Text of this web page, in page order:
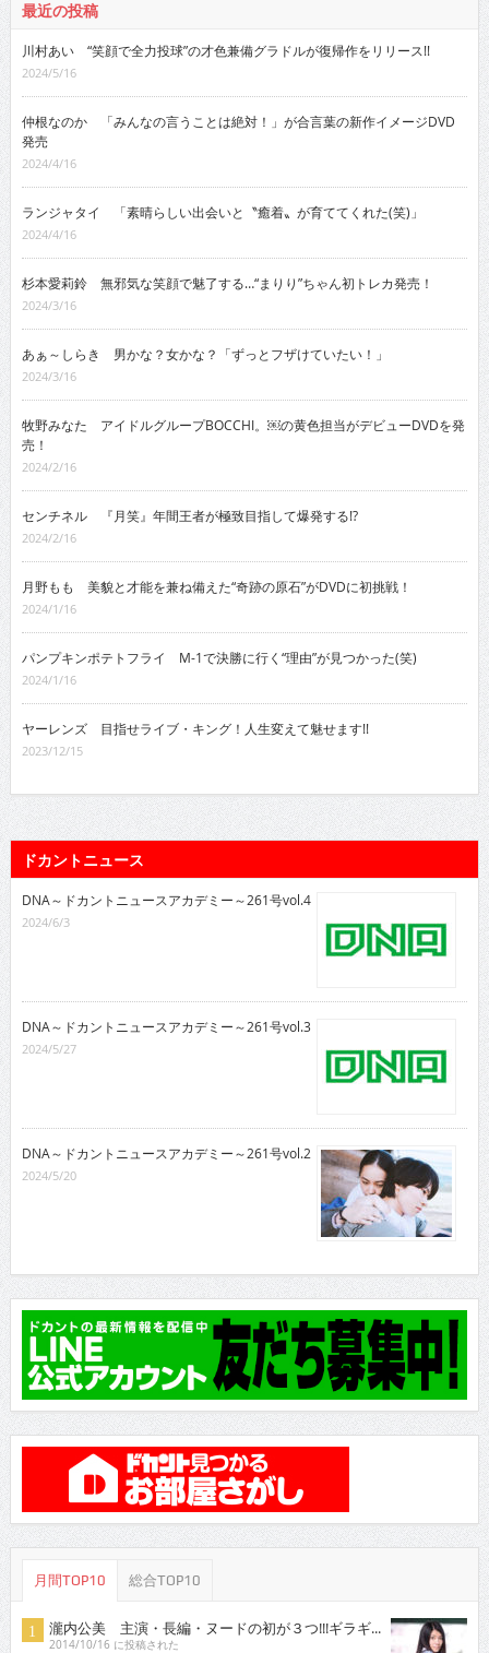
最近の投稿
川村あい “笑顔で全力投球”の才色兼備グラドルが復帰作をリリース!!
2024/5/16
仲根なのか 「みんなの言うことは絶対！」が合言葉の新作イメージDVD
発売
2024/4/16
ランジャタイ 「素晴らしい出会いと〝癒着〟が育ててくれた(笑)」
2024/4/16
杉本愛莉鈴 無邪気な笑顔で魅了する…“まりり”ちゃん初トレカ発売！
2024/3/16
あぁ～しらき 男かな？女かな？「ずっとフザけていたい！」
2024/3/16
牧野みなた アイドルグループBOCCHI。￼の黄色担当がデビューDVDを発
売！
2024/2/16
センチネル 『月笑』年間王者が極致目指して爆発する!?
2024/2/16
月野もも 美貌と才能を兼ね備えた“奇跡の原石”がDVDに初挑戦！
2024/1/16
パンプキンポテトフライ M-1で決勝に行く“理由”が見つかった(笑)
2024/1/16
ヤーレンズ 目指せライブ・キング！人生変えて魅せます!!
2023/12/15
ドカントニュース
DNA～ドカントニュースアカデミー～261号vol.4
2024/6/3
DNA～ドカントニュースアカデミー～261号vol.3
2024/5/27
DNA～ドカントニュースアカデミー～261号vol.2
2024/5/20
月間TOP10 総合TOP10
瀧内公美 主演・長編・ヌードの初が３つ!!!ギラギ...
2014/10/16 に投稿された